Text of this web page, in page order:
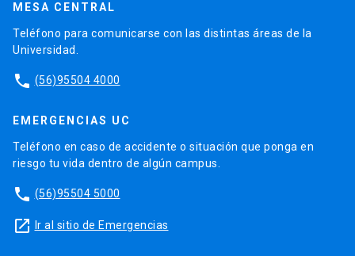
MESA CENTRAL
Teléfono para comunicarse con las distintas áreas de la
Universidad.
phone (56)95504 4000
EMERGENCIAS UC
Teléfono en caso de accidente o situación que ponga en
riesgo tu vida dentro de algún campus.
phone (56)95504 5000
launch Ir al sitio de Emergencias